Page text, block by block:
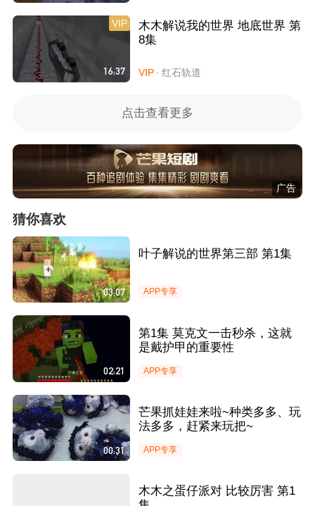
16:37
VIP
木木解说我的世界 地底世界 第
8集
VIP · 红石轨道
点击查看更多
广告
猜你喜欢
03:07
叶子解说的世界第三部 第1集
APP专享
02:21
第1集 莫克文一击秒杀，这就
是戴护甲的重要性
APP专享
00:31
芒果抓娃娃来啦~种类多多、玩
法多多，赶紧来玩把~
APP专享
木木之蛋仔派对 比较厉害 第1